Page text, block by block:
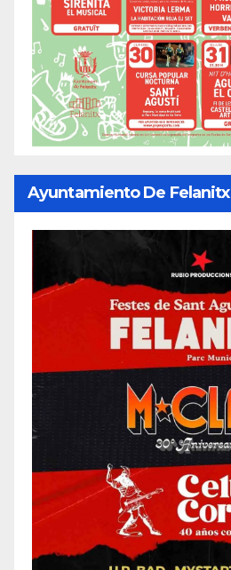
Ayuntamiento De Felanitx